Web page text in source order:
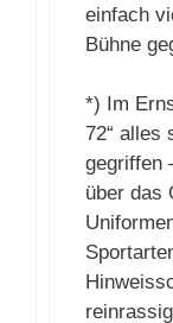
einfach
Bühne
*) Im
72“ alles
gegriffen
über das